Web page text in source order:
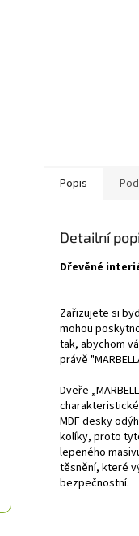
Popis
Detailní
Dřevěné
Zařizujete si
mohou
tak, abychom
právě
Dveře
MDF desky
kolíky, proto
lepeného
těsnění, které
bezpečnostní.